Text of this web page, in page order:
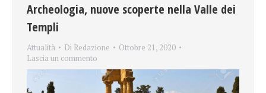
Archeologia, nuove scoperte nella Valle dei
Templi
Attualità Di Redazione
Ottobre 21, 2020
Lascia un commento